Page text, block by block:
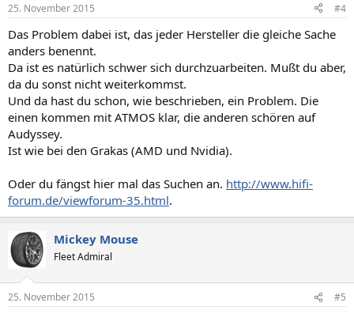
25. November 2015 #4
Das Problem dabei ist, das jeder Hersteller die gleiche Sache
anders benennt.
Da ist es natürlich schwer sich durchzuarbeiten. Mußt du aber,
da du sonst nicht weiterkommst.
Und da hast du schon, wie beschrieben, ein Problem. Die
einen kommen mit ATMOS klar, die anderen schören auf
Audyssey.
Ist wie bei den Grakas (AMD und Nvidia).
Oder du fängst hier mal das Suchen an. http://www.hifi-
forum.de/viewforum-35.html.
Mickey Mouse
Fleet Admiral
25. November 2015 #5